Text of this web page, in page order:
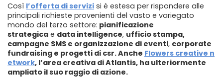
Così l’offerta di servizi si è estesa per rispondere alle
principali richieste provenienti del vasto e variegato
mondo del terzo settore: pianificazione
strategica e data intelligence, ufficio stampa,
campagne SMS e organizzazione di eventi, corporate
fundraising e progetti di csr.Anche Flowers creative n
etwork, l’area creativa di Atlantis, ha ulteriormente
ampliato il suo raggio di azione.